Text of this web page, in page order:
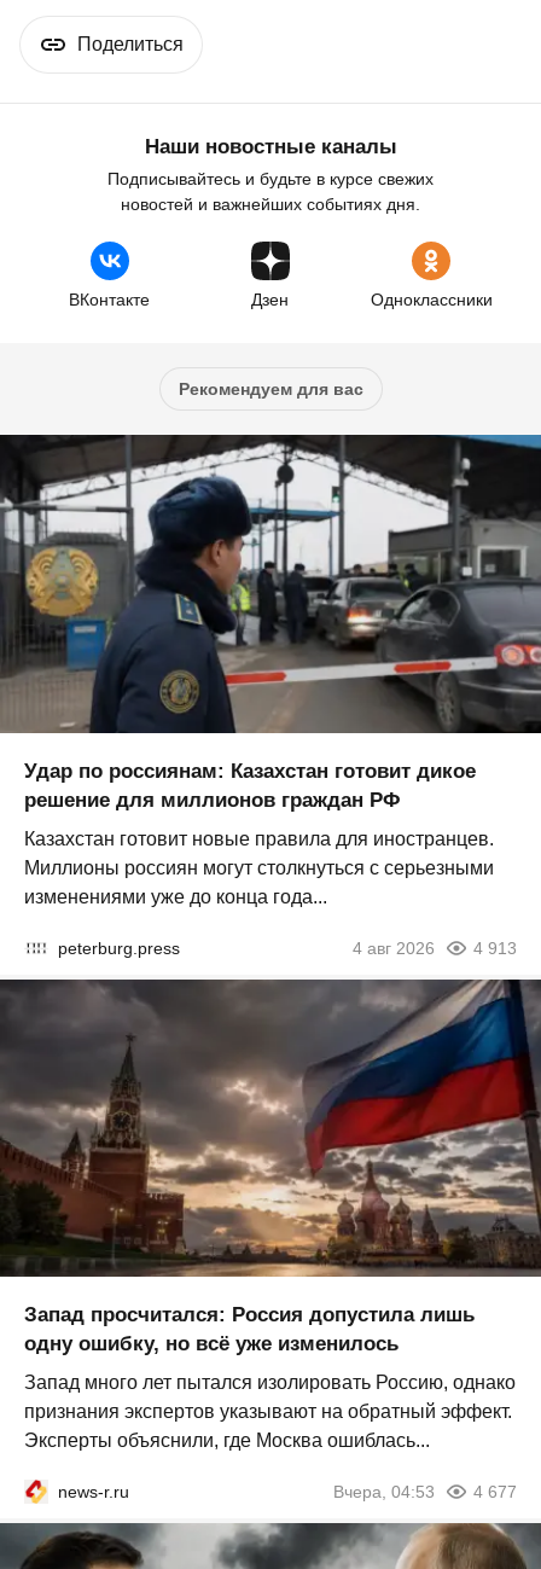
Поделиться
Наши новостные каналы
Подписывайтесь и будьте в курсе свежих
новостей и важнейших событиях дня.
ВКонтакте Дзен Одноклассники
Рекомендуем для вас
Удар по россиянам: Казахстан готовит дикое
решение для миллионов граждан РФ
Казахстан готовит новые правила для иностранцев.
Миллионы россиян могут столкнуться с серьезными
изменениями уже до конца года...
peterburg.press 4 авг 2026 4 913
Запад просчитался: Россия допустила лишь
одну ошибку, но всё уже изменилось
Запад много лет пытался изолировать Россию, однако
признания экспертов указывают на обратный эффект.
Эксперты объяснили, где Москва ошиблась...
news-r.ru Вчера, 04:53 4 677